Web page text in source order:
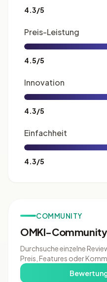
4.3/5
Preis-Leistung
4.5/5
Innovation
4.3/5
Einfachheit
4.3/5
COMMUNITY
OMKI-
Durchsuche einzelne
Preis, Features oder